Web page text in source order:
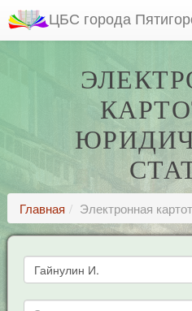
ЦБС города
Главная Электронная